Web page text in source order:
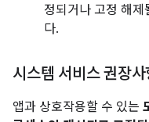
정되거나 고정 해제
다.
시스템 서비스 권장사
앱과 상호작용할 수 있는